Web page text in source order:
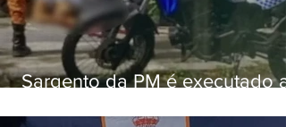
Sargento da PM é executado a
em Vaz Lobo